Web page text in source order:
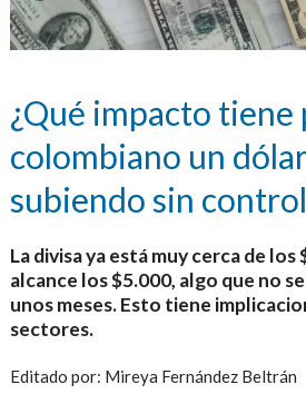
¿Qué impacto tiene
colombiano un
subiendo sin
La divisa ya está muy cerca de los
alcance los $5.000, algo que no
unos meses. Esto tiene
sectores.
Editado por: Mireya Fernández Beltrán